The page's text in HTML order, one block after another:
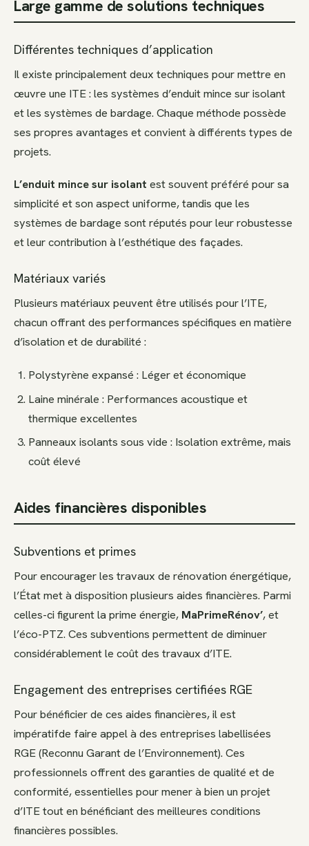
Large gamme de solutions techniques
Différentes techniques d’application
Il existe principalement deux techniques pour mettre en
œuvre une ITE : les systèmes d’enduit mince sur isolant
et les systèmes de bardage. Chaque méthode possède
ses propres avantages et convient à différents types de
projets.
L’enduit mince sur isolant est souvent préféré pour sa
simplicité et son aspect uniforme, tandis que les
systèmes de bardage sont réputés pour leur robustesse
et leur contribution à l’esthétique des façades.
Matériaux variés
Plusieurs matériaux peuvent être utilisés pour l’ITE,
chacun offrant des performances spécifiques en matière
d’isolation et de durabilité :
Polystyrène expansé : Léger et économique
Laine minérale : Performances acoustique et
thermique excellentes
Panneaux isolants sous vide : Isolation extrême, mais
coût élevé
Aides financières disponibles
Subventions et primes
Pour encourager les travaux de rénovation énergétique,
l’État met à disposition plusieurs aides financières. Parmi
celles-ci figurent la prime énergie, MaPrimeRénov’, et
l’éco-PTZ. Ces subventions permettent de diminuer
considérablement le coût des travaux d’ITE.
Engagement des entreprises certifiées RGE
Pour bénéficier de ces aides financières, il est
impératifde faire appel à des entreprises labellisées
RGE (Reconnu Garant de l’Environnement). Ces
professionnels offrent des garanties de qualité et de
conformité, essentielles pour mener à bien un projet
d’ITE tout en bénéficiant des meilleures conditions
financières possibles.